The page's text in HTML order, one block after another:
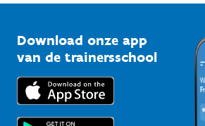
Bedrijven
Trainers en begeleiders
Vlaamse Trainersschool
Kennisplatform
Downloads
Voor de pers
Download onze app
van de trainersschool